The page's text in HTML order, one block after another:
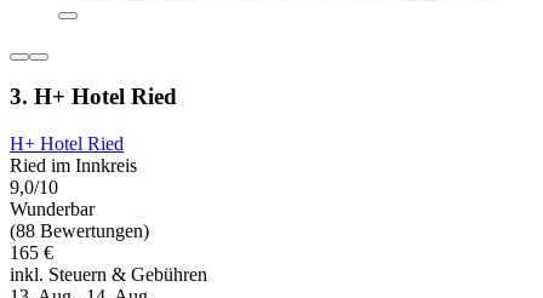
3. H+ Hotel Ried
H+ Hotel Ried
Ried im Innkreis
9,0/10
Wunderbar
(88 Bewertungen)
165 €
inkl. Steuern & Gebühren